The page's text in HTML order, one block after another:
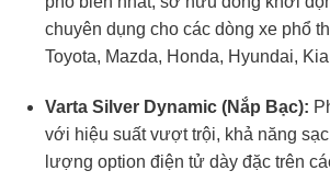
chuyên dụng cho các dòng xe phổ
Toyota, Mazda, Honda, Hyundai,
Varta Silver Dynamic (Nắp Bạc):
với hiệu suất vượt trội, khả năng
lượng option điện tử dày đặc trên